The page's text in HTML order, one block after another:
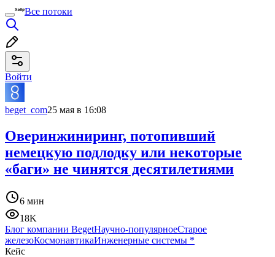
Все потоки
Войти
beget_com25 мая в 16:08
Оверинжиниринг, потопивший
немецкую подлодку или некоторые
«баги» не чинятся десятилетиями
6 мин
18K
Блог компании BegetНаучно-популярноеСтарое
железоКосмонавтикаИнженерные системы *
Кейс